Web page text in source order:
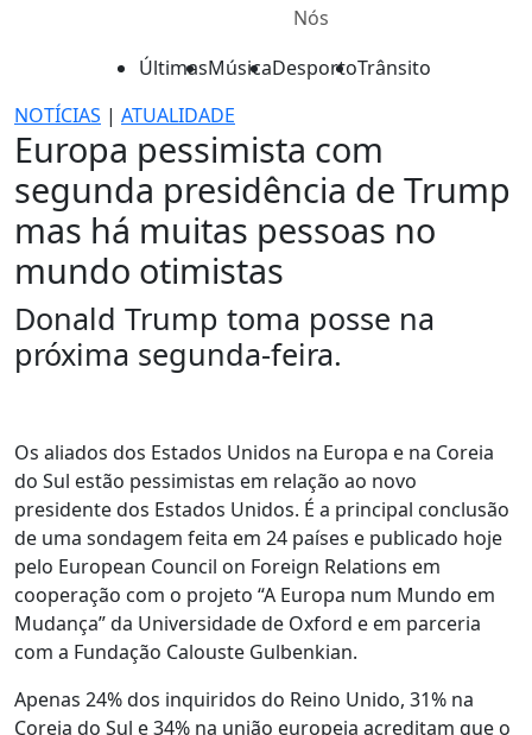
Nós
ÚltimasMúsicaDesportoTrânsito
NOTÍCIAS | ATUALIDADE
Europa pessimista com
segunda presidência de Trump
mas há muitas pessoas no
mundo otimistas
Donald Trump toma posse na
próxima segunda-feira.
Os aliados dos Estados Unidos na Europa e na Coreia
do Sul estão pessimistas em relação ao novo
presidente dos Estados Unidos. É a principal conclusão
de uma sondagem feita em 24 países e publicado hoje
pelo European Council on Foreign Relations em
cooperação com o projeto “A Europa num Mundo em
Mudança” da Universidade de Oxford e em parceria
com a Fundação Calouste Gulbenkian.
Apenas 24% dos inquiridos do Reino Unido, 31% na
Coreia do Sul e 34% na união europeia acreditam que o